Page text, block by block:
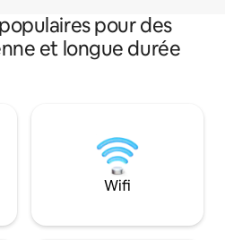
pour des
et longue durée
Wifi